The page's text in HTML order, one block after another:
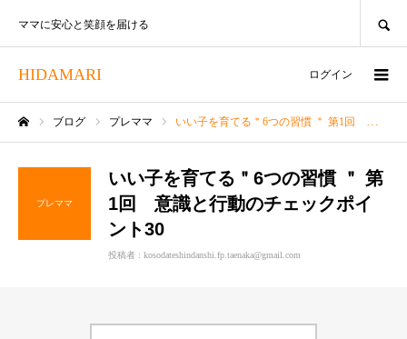
HIDAMARI
ママに安心と笑顔を届ける
ログイン
ブログ プレママ いい子を育てる＂6つの習慣 ＂ 第1回 意識と行動のチェックポイント30
プレママ
いい子を育てる＂6つの習慣 ＂ 第
1回 意識と行動のチェックポイ
ント30
投稿者 : kosodateshindanshi.fp.taenaka@gmail.com